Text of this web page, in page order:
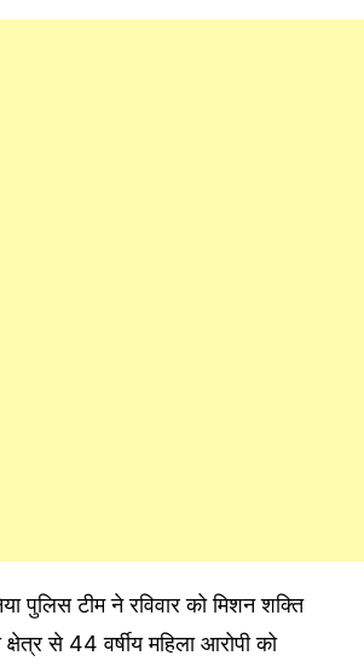
पुलिस टीम ने रविवार को मिशन शक्ति
क्षेत्र से 44 वर्षीय महिला आरोपी को